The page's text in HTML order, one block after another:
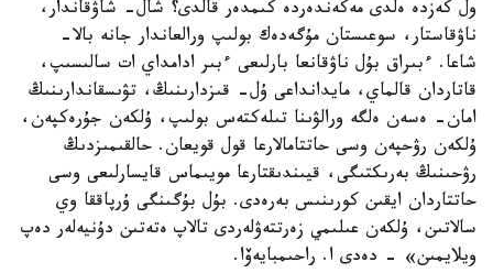
ول كەزدە ەلدى مەكەندەردە كىمدەر قالدى؟ شال- شاۋقاندار،
ناۋقاستار، سوعىستان مۇگەدەك بولىپ ورالعاندار جانە بالا-
شاعا. ءبىراق بۇل ناۋقانعا بارلىعى ءبىر ادامداي ات سالىسىپ،
قاتاردان قالماي، مايدانداعى ۇل- قىزدارىنىڭ، تۋىسقاندارىنىڭ
امان- ەسەن ەلگە ورالۋىنا تىلەكتەس بولىپ، ۇلكەن جۇرەكپەن،
ۇلكەن رۋحپەن وسى حاتتامالارعا قول قويعان. حالقىمىزدىڭ
رۋحىنىڭ بەرىكتىگى، قيىندىقتارعا مويىماس قايسارلىعى وسى
حاتتاردان ايقىن كورىنىس بەرەدى. بۇل بۇگىنگى ۇرپاققا وي
سالاتىن، ۇلكەن عىلىمي زەرتتەۋلەردى تالاپ ەتەتىن دۇنيەلەر دەپ
ويلايمىن» - دەدى ا. راحىمبايەۆا.